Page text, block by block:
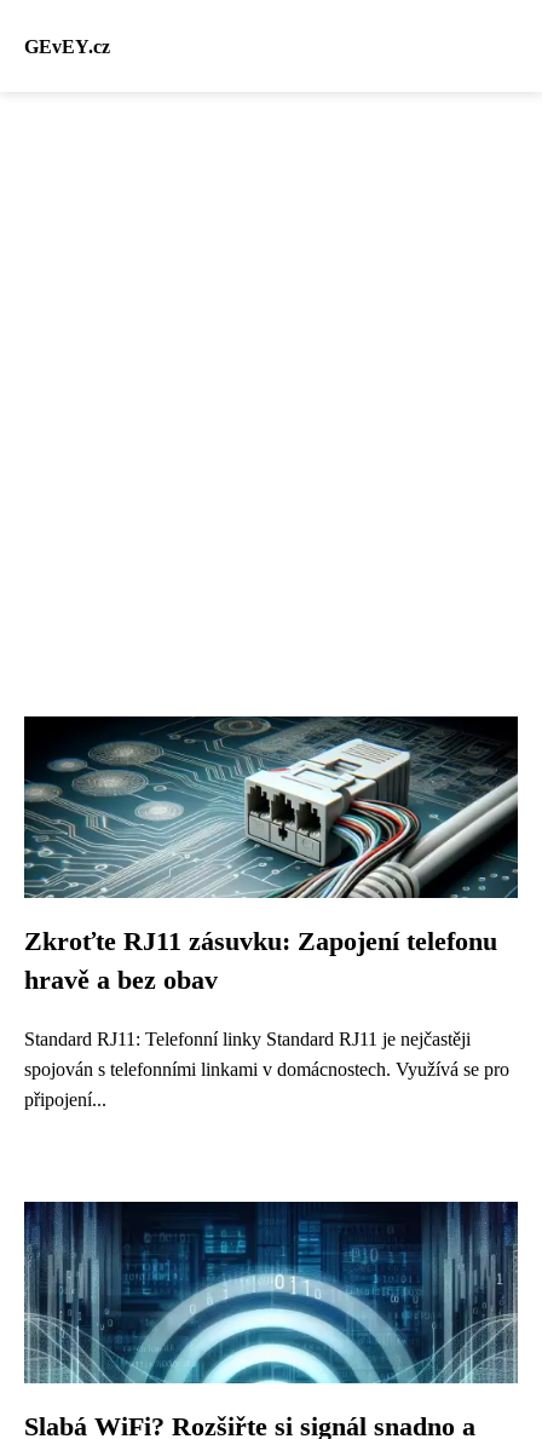
GEvEY.cz
Zkroťte RJ11 zásuvku: Zapojení telefonu
hravě a bez obav
Standard RJ11: Telefonní linky Standard RJ11 je nejčastěji
spojován s telefonními linkami v domácnostech. Využívá se pro
připojení...
Slabá WiFi? Rozšiřte si signál snadno a